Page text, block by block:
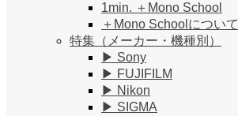
1min. ＋Mono School
＋Mono Schoolについて
特集（メーカー・機種別）
▶︎ Sony
▶︎ FUJIFILM
▶︎ Nikon
▶︎ SIGMA